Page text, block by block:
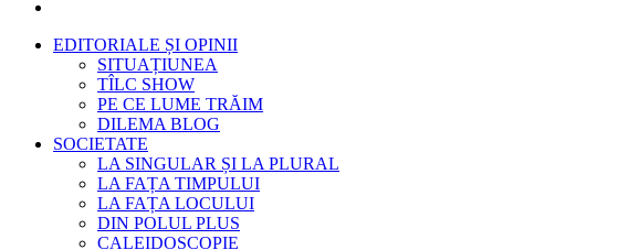
EDITORIALE ȘI OPINII
SITUAȚIUNEA
TÎLC SHOW
PE CE LUME TRĂIM
DILEMA BLOG
SOCIETATE
LA SINGULAR ȘI LA PLURAL
LA FAȚA TIMPULUI
LA FAȚA LOCULUI
DIN POLUL PLUS
CALEIDOSCOPIE